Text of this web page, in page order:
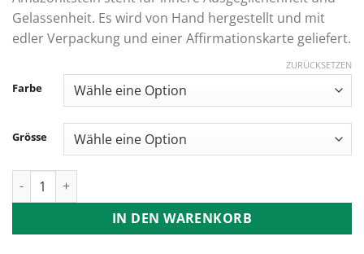
Gelassenheit. Es wird von Hand hergestellt und mit
edler Verpackung und einer Affirmationskarte geliefert.
Farbe
Grösse
ZURÜCKSETZEN
Amazonit Buddha Armband Menge
IN DEN WARENKORB